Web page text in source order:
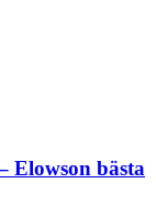
Elowson bästa